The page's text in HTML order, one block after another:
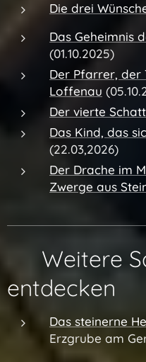
Die drei
Das Geheimnis
(01.10.2025)
Der Pfarrer, der
Loffenau
Der vierte
Das Kind, das
(22.03,2026)
Der Drache im
Zwerge aus
🔗 Weitere
entdecken
Das steinerne
Erzgrube am